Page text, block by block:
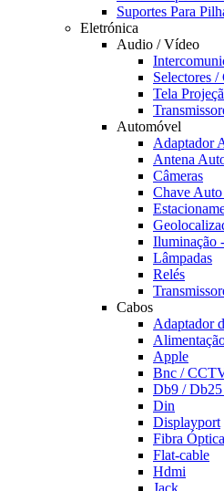
Suportes Para
Eletrónica
Audio / Vídeo
Selectores /
Tela
Automóvel
Adaptador
Antena
Câmeras
Chave Auto
Iluminação
Lâmpadas
Relés
Cabos
Adaptador
Apple
Bnc /
Db9 /
Din
Displayport
Fibra Óptica
Flat-cable
Hdmi
Jack